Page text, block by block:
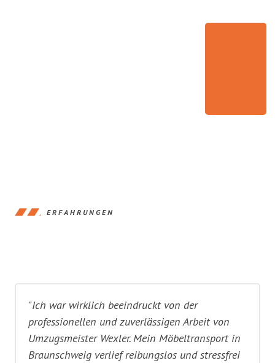
ERFAHRUNGEN
"Ich war wirklich beeindruckt von der
professionellen und zuverlässigen Arbeit von
Umzugsmeister Wexler. Mein Möbeltransport in
Braunschweig verlief reibungslos und stressfrei